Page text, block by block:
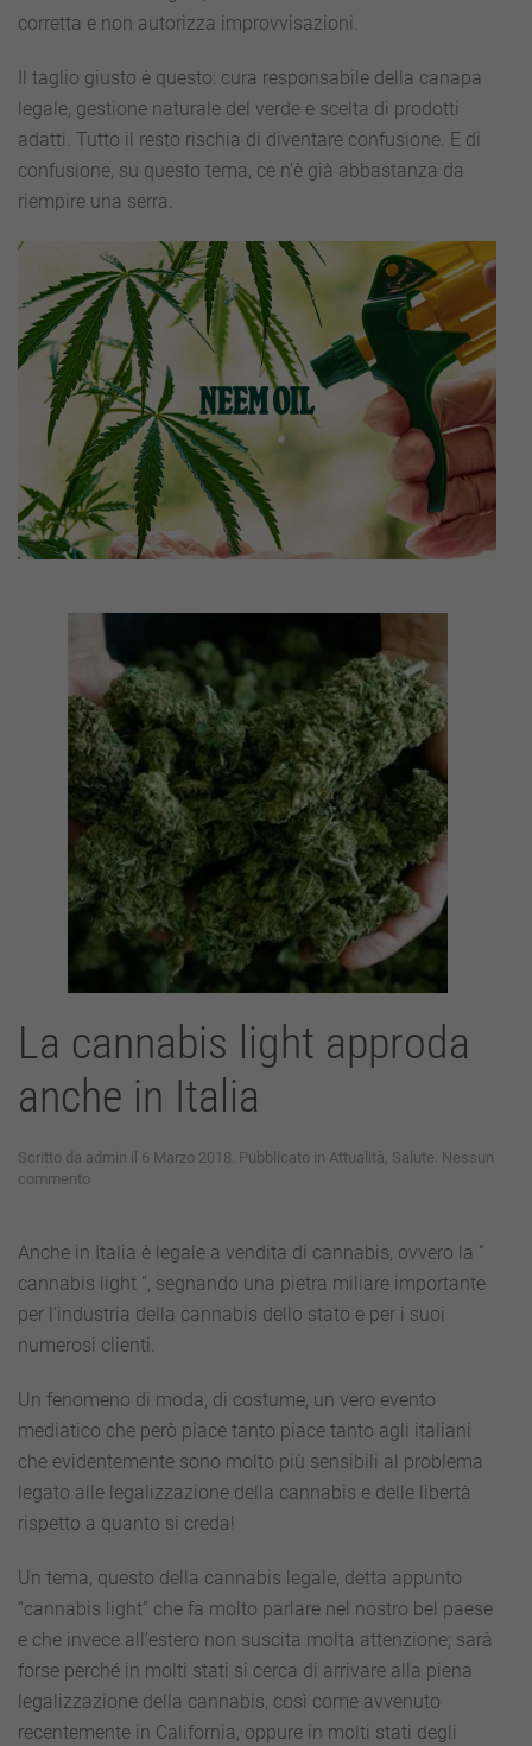
corretta e non autorizza improvvisazioni.
Il taglio giusto è questo: cura responsabile della canapa
legale, gestione naturale del verde e scelta di prodotti
adatti. Tutto il resto rischia di diventare confusione. E di
confusione, su questo tema, ce n’è già abbastanza da
riempire una serra.
La cannabis light approda
anche in Italia
Scritto da admin il 6 Marzo 2018. Pubblicato in Attualità, Salute. Nessun
commentosu
light
approda
anche
in
Anche in Italia è legale a vendita di cannabis, ovvero la “
cannabis light ”, segnando una pietra miliare importante
per l’industria della cannabis dello stato e per i suoi
numerosi clienti.
Un fenomeno di moda, di costume, un vero evento
mediatico che però piace tanto piace tanto agli italiani
che evidentemente sono molto più sensibili al problema
legato alle legalizzazione della cannabis e delle libertà
rispetto a quanto si creda!
Un tema, questo della cannabis legale, detta appunto
“cannabis light” che fa molto parlare nel nostro bel paese
e che invece all’estero non suscita molta attenzione; sarà
forse perché in molti stati si cerca di arrivare alla piena
legalizzazione della cannabis, così come avvenuto
recentemente in California, oppure in molti stati degli